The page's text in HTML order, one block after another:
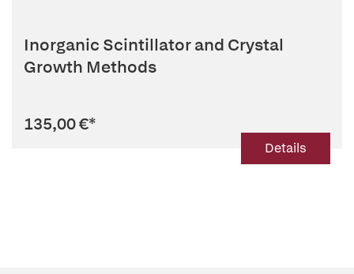
Inorganic Scintillator and Crystal
Growth Methods
135,00 €*
Details